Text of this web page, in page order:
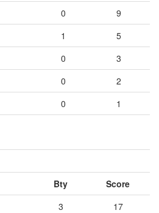
0
9
1
5
0
3
0
2
0
1
Bty
Score
3
17